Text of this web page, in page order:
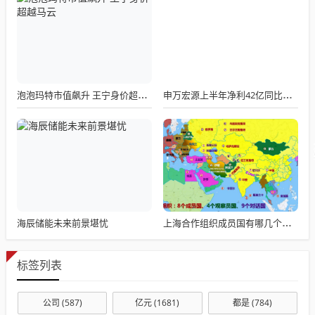
泡泡玛特市值飙升 王宁身价超越马云 申万宏源上半年净利42亿同比翻番投资管理业务收入下滑
海辰储能未来前景堪忧 上海合作组织成员国有哪几个国家?四个安全中心守护的和平防线
标签列表
公司 (587) 亿元(1681) 都是(784)